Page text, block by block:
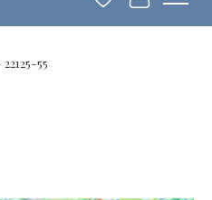
Verlanglijst
55